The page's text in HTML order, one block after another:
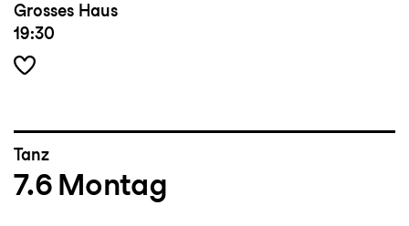
Grosses Haus
19:30
Tanz
7.6 Montag